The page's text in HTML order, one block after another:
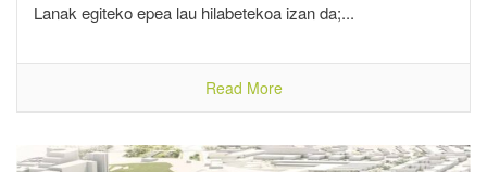
Lanak egiteko epea lau hilabetekoa izan da;...
Read More